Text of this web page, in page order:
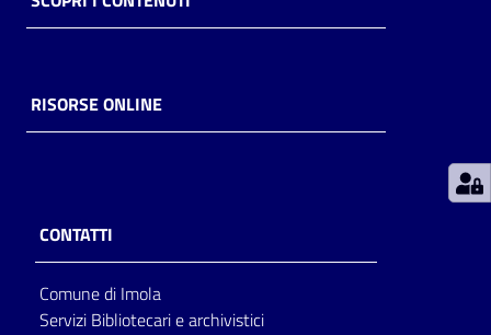
Decentrate
RISORSE ONLINE
CONTATTI
Comune di Imola
Servizi Bibliotecari e archivistici